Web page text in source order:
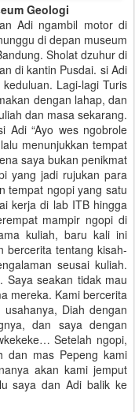
Geologi
Adi ngambil motor di
di depan museum
Sholat dzuhur di
di kantin Pusdai. si Adi
Lagi-lagi Turis
dengan lahap, dan
dan masa sekarang.
Adi “Ayo wes ngobrole
menunjukkan tempat
saya bukan penikmat
yang jadi rujukan para
tempat ngopi yang satu
kerja di lab ITB hingga
mampir ngopi di
kuliah, baru kali ini
bercerita tentang kisah-
seusai kuliah.
Saya seakan tidak mau
mereka. Kami bercerita
Diah dengan
dan saya dengan
Setelah ngopi,
dan mas Pepeng kami
akan kami jemput
saya dan Adi balik ke